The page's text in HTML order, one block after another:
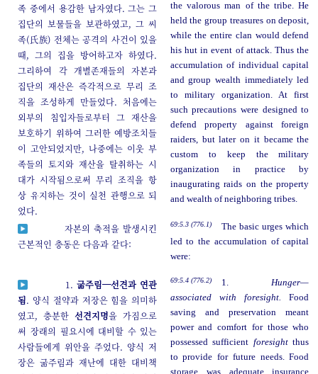
족 중에서 용감한 남자였다. 그는 그
집단의 보물들을 보관하였고, 그 씨
족(氏族) 전체는 공격의 사건이 있을
때, 그의 집을 방어하고자 하였다.
그리하여 각 개별존재들의 자본과
집단의 재산은 즉각적으로 무리 조
직을 조성하게 만들었다. 처음에는
외부의 침입자들로부터 그 재산을
보호하기 위하여 그러한 예방조치들
이 고안되었지만, 나중에는 이웃 부
족들의 토지와 재산을 탈취하는 시
대가 시작됨으로써 무리 조직을 항
상 유지하는 것이 실천 관행으로 되
었다.
the valorous man of the tribe. He
held the group treasures on deposit,
while the entire clan would defend
his hut in event of attack. Thus the
accumulation of individual capital
and group wealth immediately led
to military organization. At first
such precautions were designed to
defend property against foreign
raiders, but later on it became the
custom to keep the military
organization in practice by
inaugurating raids on the property
and wealth of neighboring tribes.
자본의 축적을 발생시킨
근본적인 충동은 다음과 같다:
69:5.3 (776.1)
The basic urges which
led to the accumulation of capital
were:
1. 굶주림─선견과 연관
됨. 양식 절약과 저장은 힘을 의미하
였고, 충분한선견지명을 가짐으로
써 장래의 필요시에 대비할 수 있는
사람들에게 위안을 주었다. 양식 저
장은 굶주림과 재난에 대한 대비책
69:5.4 (776.2) 1.Hunger—
associated with foresight. Food
saving and preservation meant
power and comfort for those who
possessed sufficient foresightthus
to provide for future needs. Food
storage was adequate insurance